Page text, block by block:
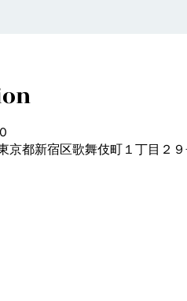
京都新宿区歌舞伎町１丁目２